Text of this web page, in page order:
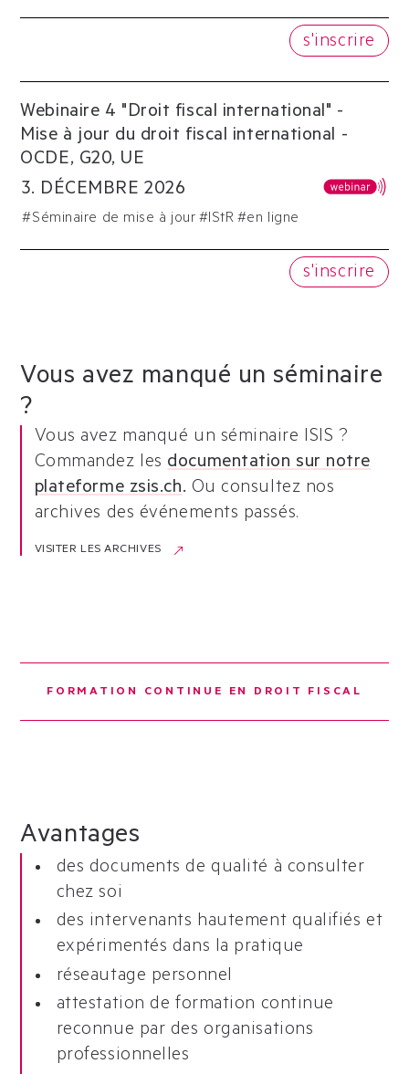
s'inscrire
Webinaire 4 "Droit fiscal international" -
Mise à jour du droit fiscal international -
OCDE, G20, UE
3. DÉCEMBRE 2026
#Séminaire de mise à jour #IStR #en ligne
s'inscrire
Vous avez manqué un séminaire
?
Vous avez manqué un séminaire ISIS ?
Commandez les documentation sur notre
plateforme zsis.ch. Ou consultez nos
archives des événements passés.
VISITER LES ARCHIVES
FORMATION CONTINUE EN DROIT FISCAL
Avantages
des documents de qualité à consulter
chez soi
des intervenants hautement qualifiés et
expérimentés dans la pratique
réseautage personnel
attestation de formation continue
reconnue par des organisations
professionnelles